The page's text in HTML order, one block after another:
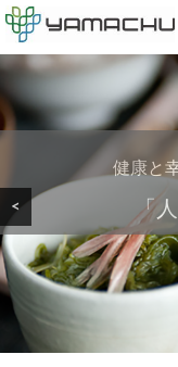
健康と
「
美し
健
安
<